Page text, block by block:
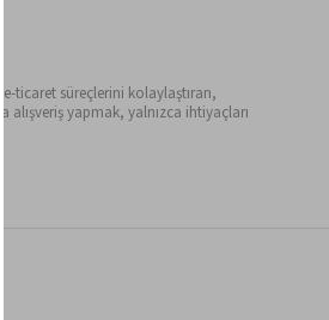
e-ticaret süreçlerini kolaylaştıran,
yapmak, yalnızca ihtiyaçları